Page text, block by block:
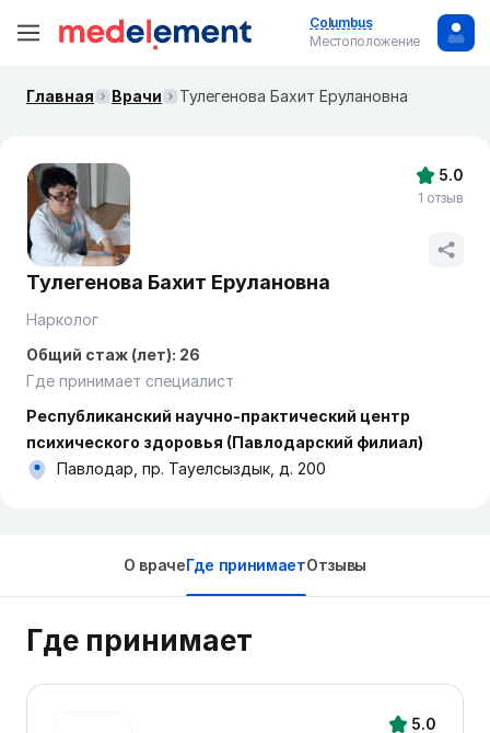
Columbus
Местоположение
Главная Врачи Тулегенова Бахит Ерулановна
Тулегенова Бахит Ерулановна
Нарколог
Общий стаж (лет): 26
Где принимает специалист
Республиканский научно-практический центр
психического здоровья (Павлодарский филиал)
Павлодар, пр. Тауелсыздык, д. 200
5.0
1 отзыв
О врачеГде принимаетОтзывы
Где принимает
5.0